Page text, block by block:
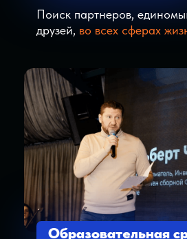
это все силы».
богатым, успешным или счастливым.
Когда усталость берет свое, ты
отпуск или идешь с близкими людьми в
какое-нибудь место по запросу «Куда
пойти на выходных». Этим ты жаждешь
просто отдыха, но спасения от
понимая, что единственный
по притяжению рутины - это ты.
Перемена декораций не спасает от
себя. Хочешь обрести счастье - найди
цель, ради которого ты будешь готов